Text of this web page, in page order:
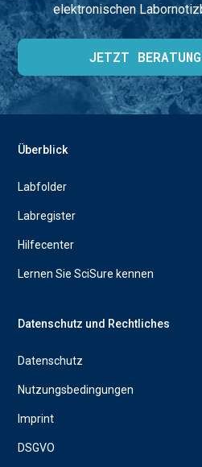
elektronischen
JETZT
Überblick
Labfolder
Labregister
Hilfecenter
Lernen Sie SciSure kennen
Datenschutz und Rechtliches
Datenschutz
Nutzungsbedingungen
Imprint
DSGVO